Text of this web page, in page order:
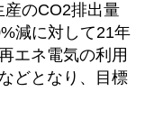
産のCO2排出量
減に対して21年
エネ電気の利用
どとなり、目標